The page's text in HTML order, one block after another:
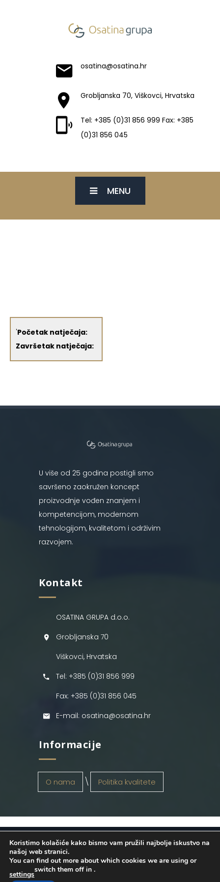
osatina@osatina.hr
Grobljanska 70, Viškovci, Hrvatska
Tel: +385 (0)31 856 999 Fax: +385
(0)31 856 045
MENU
'Početak natječaja:
Završetak natječaja:
U više od 25 godina postigli smo
savršeno zaokružen koncept
proizvodnje vođen znanjem i
kompetencijom, modernom
tehnologijom, kvalitetom i održivim
razvojem.
Kontakt
OSATINA GRUPA d.o.o.
Grobljanska 70
Viškovci, Hrvatska
Tel: +385 (0)31 856 999
Fax: +385 (0)31 856 045
E-mail: osatina@osatina.hr
Informacije
O nama Politika kvalitete
OSATINA GRUPA d.o.o. 2026
. Configured
byINFOS Osijek. Sva prava pridržana.
Koristimo kolačiće kako bismo vam pružili najbolje iskustvo na
našoj web stranici.
You can find out more about which cookies we are using or
switch them off in
settings
.